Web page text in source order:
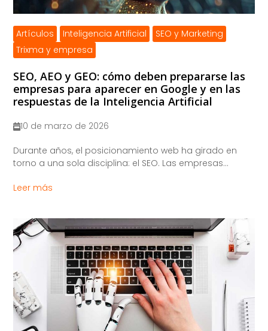
Artículos Inteligencia Artificial
SEO y Marketing
Trixma y empresa
SEO, AEO y GEO: cómo deben prepararse las
empresas para aparecer en Google y en las
respuestas de la Inteligencia Artificial
10 de marzo de 2026
​Durante años, el posicionamiento web ha girado en
torno a una sola disciplina: el SEO. Las empresas...
Leer más